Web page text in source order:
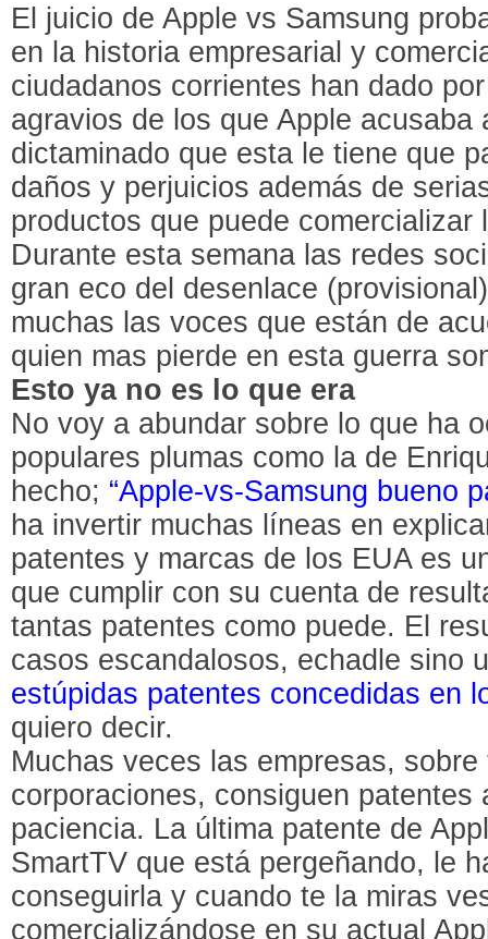
El juicio de Apple vs Samsung
en la historia empresarial y
ciudadanos corrientes han dado
agravios de los que Apple
dictaminado que esta le tiene que
daños y perjuicios además de
productos que puede comercializar
Durante esta semana las redes
gran eco del desenlace
muchas las voces que están de
quien mas pierde en esta guerra
Esto ya no es lo que era
No voy a abundar sobre lo que ha
populares plumas como la de
hecho; “Apple-vs-Samsung bueno
ha invertir muchas líneas en
patentes y marcas de los EUA es
que cumplir con su cuenta de
tantas patentes como puede. El
casos escandalosos, echadle sino
estúpidas patentes concedidas en
quiero decir.
Muchas veces las empresas,
corporaciones, consiguen patentes
paciencia. La última patente de
SmartTV que está pergeñando, le
conseguirla y cuando te la miras
comercializándose en su actual